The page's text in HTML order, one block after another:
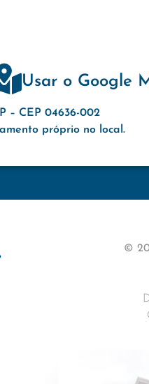
Usar o Google
– CEP 04636-002
próprio no local.
©